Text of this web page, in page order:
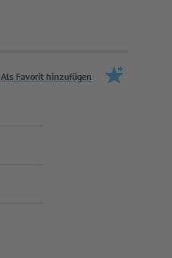
Als Favorit hinzufügen